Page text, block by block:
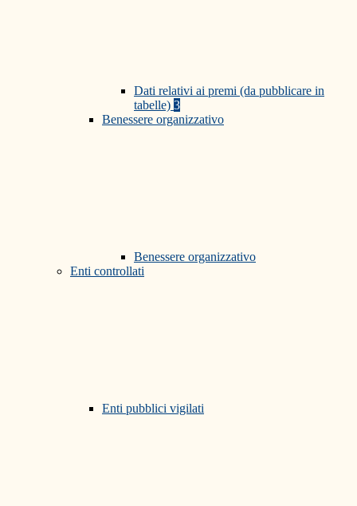
Dati relativi ai premi (da pubblicare in
tabelle) 3
Benessere organizzativo
Benessere organizzativo
Enti controllati
Enti pubblici vigilati